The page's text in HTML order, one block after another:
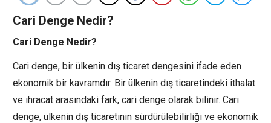
Cari Denge Nedir?
Cari Denge Nedir?
Cari denge, bir ülkenin dış ticaret dengesini ifade eden
ekonomik bir kavramdır. Bir ülkenin dış ticaretindeki ithalat
ve ihracat arasındaki fark, cari denge olarak bilinir. Cari
denge, ülkenin dış ticaretinin sürdürülebilirliği ve ekonomik